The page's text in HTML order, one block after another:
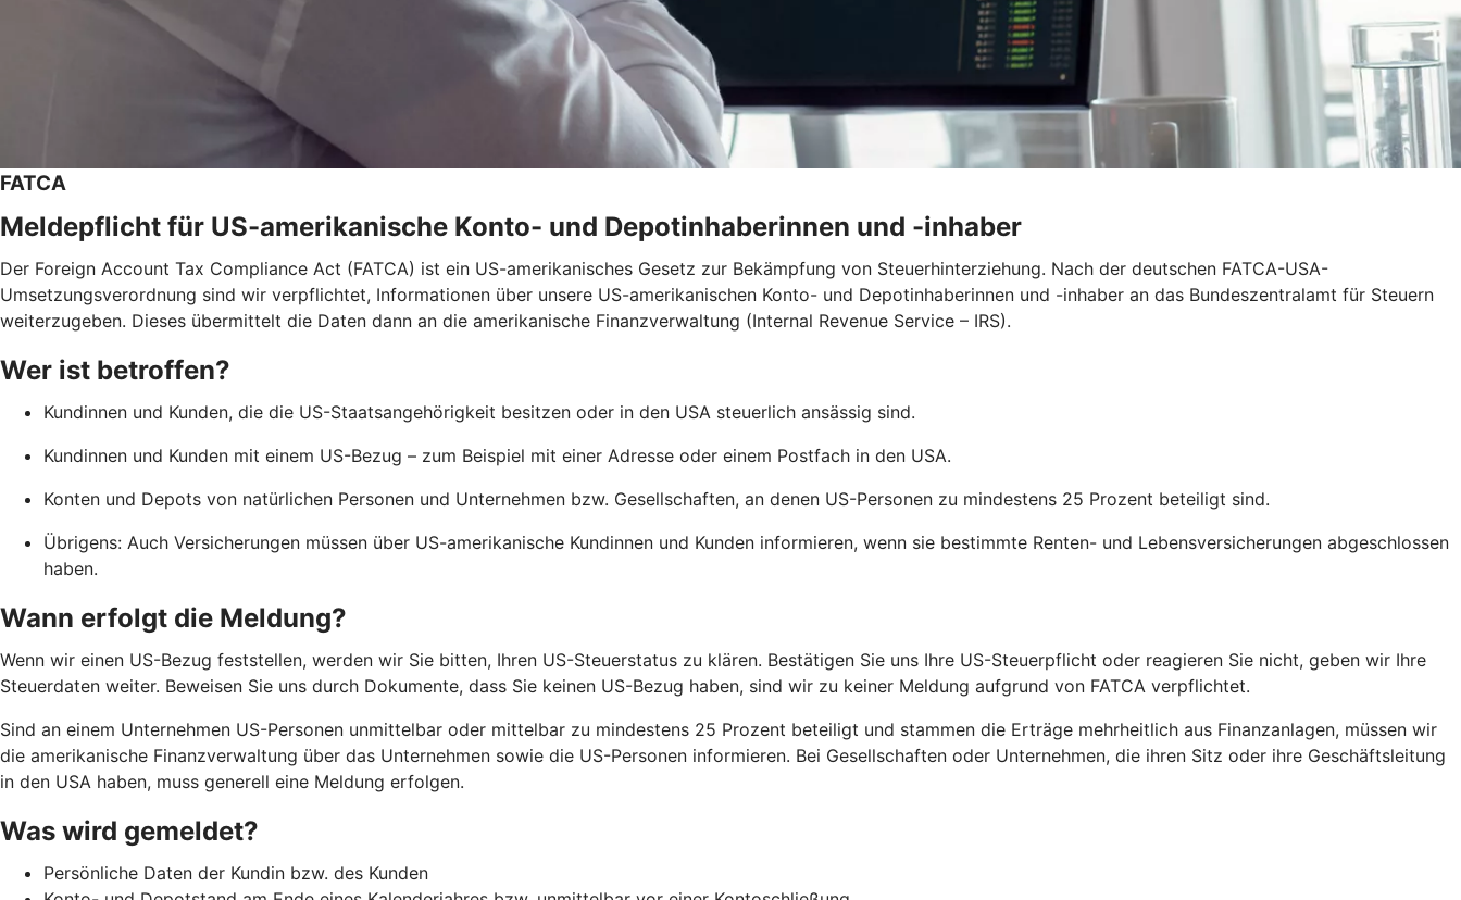
FATCA
Meldepflicht für US-amerikanische Konto- und Depotinhaberinnen und -inhaber
Der Foreign Account Tax Compliance Act (FATCA) ist ein US-amerikanisches Gesetz zur Bekämpfung von Steuerhinterziehung. Nach der deutschen FATCA-USA-
Umsetzungsverordnung sind wir verpflichtet, Informationen über unsere US-amerikanischen Konto- und Depotinhaberinnen und -inhaber an das Bundeszentralamt für Steuern
weiterzugeben. Dieses übermittelt die Daten dann an die amerikanische Finanzverwaltung (Internal Revenue Service – IRS).
Wer ist betroffen?
Kundinnen und Kunden, die die US-Staatsangehörigkeit besitzen oder in den USA steuerlich ansässig sind.
Kundinnen und Kunden mit einem US-Bezug – zum Beispiel mit einer Adresse oder einem Postfach in den USA.
Konten und Depots von natürlichen Personen und Unternehmen bzw. Gesellschaften, an denen US-Personen zu mindestens 25 Prozent beteiligt sind.
Übrigens: Auch Versicherungen müssen über US-amerikanische Kundinnen und Kunden informieren, wenn sie bestimmte Renten- und Lebensversicherungen abgeschlossen
haben.
Wann erfolgt die Meldung?
Wenn wir einen US-Bezug feststellen, werden wir Sie bitten, Ihren US-Steuerstatus zu klären. Bestätigen Sie uns Ihre US-Steuerpflicht oder reagieren Sie nicht, geben wir Ihre
Steuerdaten weiter. Beweisen Sie uns durch Dokumente, dass Sie keinen US-Bezug haben, sind wir zu keiner Meldung aufgrund von FATCA verpflichtet.
Sind an einem Unternehmen US-Personen unmittelbar oder mittelbar zu mindestens 25 Prozent beteiligt und stammen die Erträge mehrheitlich aus Finanzanlagen, müssen wir
die amerikanische Finanzverwaltung über das Unternehmen sowie die US-Personen informieren. Bei Gesellschaften oder Unternehmen, die ihren Sitz oder ihre Geschäftsleitung
in den USA haben, muss generell eine Meldung erfolgen.
Was wird gemeldet?
Persönliche Daten der Kundin bzw. des Kunden